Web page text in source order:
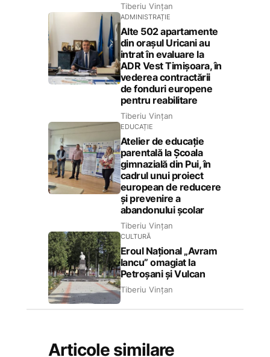
Tiberiu Vințan
ADMINISTRAȚIE
Alte 502 apartamente
din orașul Uricani au
intrat în evaluare la
ADR Vest Timișoara, în
vederea contractării
de fonduri europene
pentru reabilitare
Tiberiu Vințan
EDUCAȚIE
Atelier de educație
parentală la Școala
gimnazială din Pui, în
cadrul unui proiect
european de reducere
și prevenire a
abandonului școlar
Tiberiu Vințan
CULTURĂ
Eroul Național „Avram
Iancu” omagiat la
Petroșani și Vulcan
Tiberiu Vințan
Articole similare